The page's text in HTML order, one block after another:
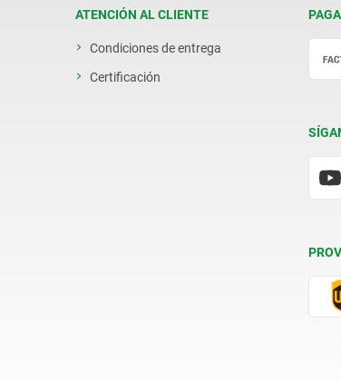
ATENCIÓN AL CLIENTE
Condiciones de entrega
Certificación